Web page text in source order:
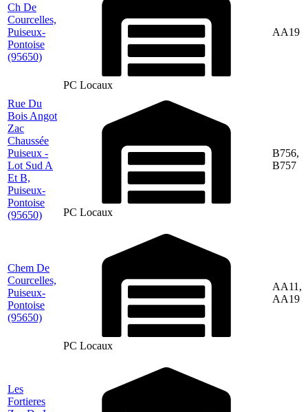
Ch De
Courcelles,
Puiseux-
Pontoise
(95650)
PC Locaux
AA19
Rue Du
Bois Angot
Zac
Chaussée
Puiseux -
Lot Sud A
Et B,
Puiseux-
Pontoise
(95650)
PC Locaux
B756,
B757
Chem De
Courcelles,
Puiseux-
Pontoise
(95650)
PC Locaux
AA11,
AA19
Les
Fortieres